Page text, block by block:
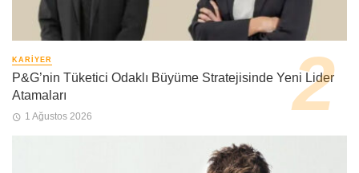
KARIYER
P&G’nin Tüketici Odaklı Büyüme Stratejisinde Yeni Lider
Atamaları
1 Ağustos 2026